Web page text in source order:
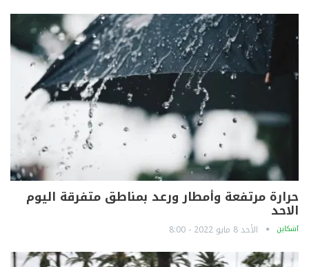
حرارة مرتفعة وأمطار ورعد بمناطق متفرقة اليوم
الاحد
آشكاين الأحد 8 مايو 2022 - 8:00